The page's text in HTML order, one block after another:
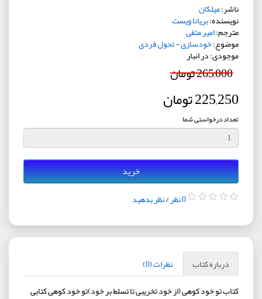
ناشر:میلکان
نویسنده:بریانا ویست
مترجم:امیر متقی
موضوع:خودسازی-تحول فردی
موجودی: در انبار
265,000 تومان
225,250 تومان
تعداد درخواستی شما
خرید
0 نظر /نظر بدهید
درباره کتاب
نظرات (0)
کتاب تو خود کوهی (از خود تخریبی تا تسلط بر خود)تو خود کوهی کتابی